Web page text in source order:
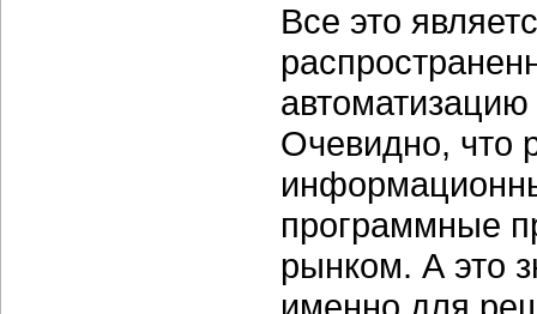
Все это
Очевидно, что
программные
рынком. А это